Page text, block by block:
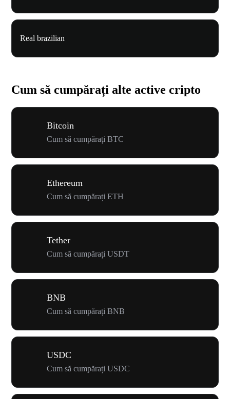
Real brazilian
Cum să cumpărați alte active cripto
Bitcoin
Cum să cumpărați BTC
Ethereum
Cum să cumpărați ETH
Tether
Cum să cumpărați USDT
BNB
Cum să cumpărați BNB
USDC
Cum să cumpărați USDC